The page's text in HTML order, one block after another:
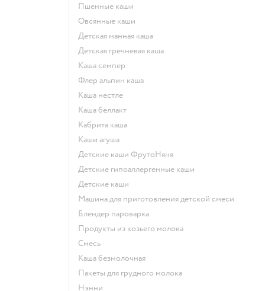
Пшенные каши
овсянные каши
детская манная каша
детская гречневая каша
каша семпер
флер альпин каша
каша нестле
каша беллакт
кабрита каша
каши агуша
Детские каши ФрутоНяня
Детские гипоаллергенные каши
детские каши
машина для приготовления детской смеси
блендер пароварка
продукты из козьего молока
смесь
каша безмолочная
пакеты для грудного молока
нэнни